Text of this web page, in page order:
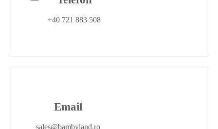
+40 721 883 508
Email
sales@bambyland.ro​